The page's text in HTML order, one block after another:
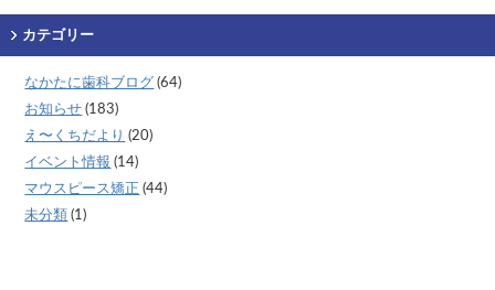
カテゴリー
なかたに歯科ブログ (64)
お知らせ (183)
え〜くちだより (20)
イベント情報 (14)
マウスピース矯正 (44)
未分類 (1)